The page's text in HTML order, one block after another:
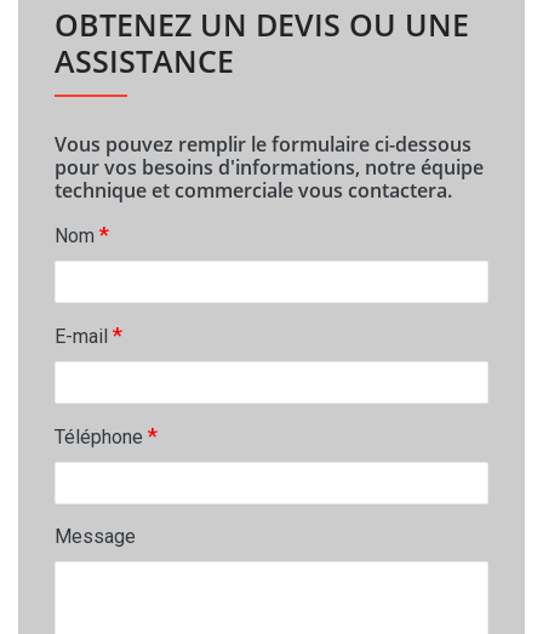
OBTENEZ UN DEVIS OU UNE
ASSISTANCE
Vous pouvez remplir le formulaire ci-dessous
pour vos besoins d'informations, notre équipe
technique et commerciale vous contactera.
Nom *
E-mail *
Téléphone *
Message